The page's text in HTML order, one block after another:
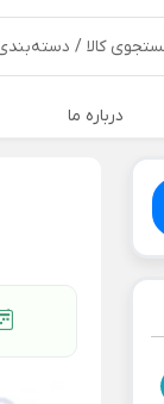
درباره ما